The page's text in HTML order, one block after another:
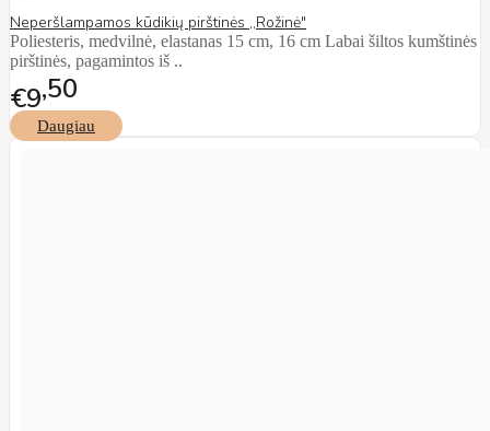
Neperšlampamos kūdikių pirštinės ,,Rožinė"
Poliesteris, medvilnė, elastanas 15 cm, 16 cm Labai šiltos kumštinės
pirštinės, pagamintos iš ..
€9 50
Daugiau